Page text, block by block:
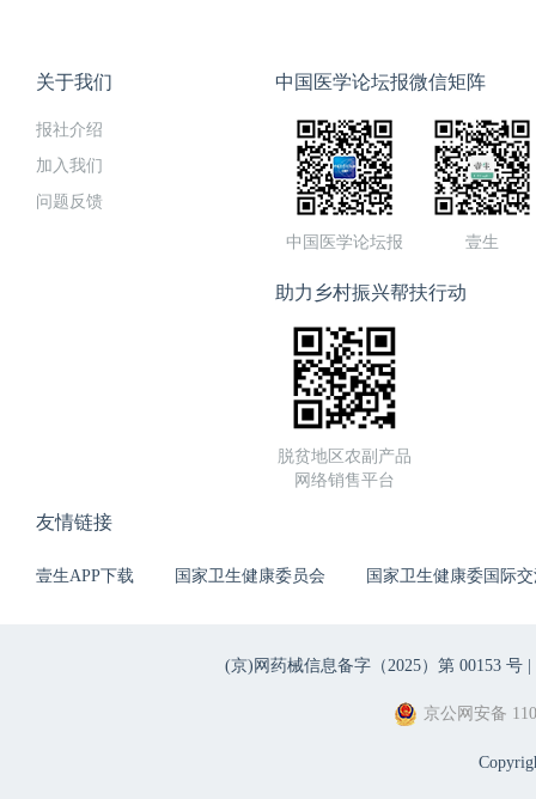
关于我们
报社介绍
加入我们
问题反馈
中国医学论坛报微信矩阵
中国医学论坛报 壹生
助力乡村振兴帮扶行动
脱贫地区农副产品
网络销售平台
友情链接
壹生APP下载 国家卫生健康委员会 国家卫生健康委国际
(京)网药械信息备字（2025）第 00153 号 |
京公网安备